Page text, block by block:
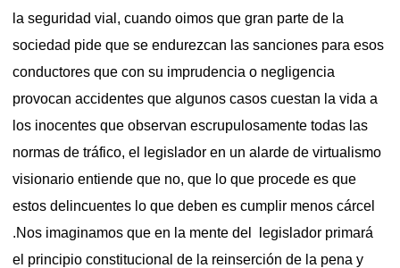
la seguridad vial, cuando oimos que gran parte de la
sociedad pide que se endurezcan las sanciones para esos
conductores que con su imprudencia o negligencia
provocan accidentes que algunos casos cuestan la vida a
los inocentes que observan escrupulosamente todas las
normas de tráfico, el legislador en un alarde de virtualismo
visionario entiende que no, que lo que procede es que
estos delincuentes lo que deben es cumplir menos cárcel
.Nos imaginamos que en la mente del legislador primará
el principio constitucional de la reinserción de la pena y